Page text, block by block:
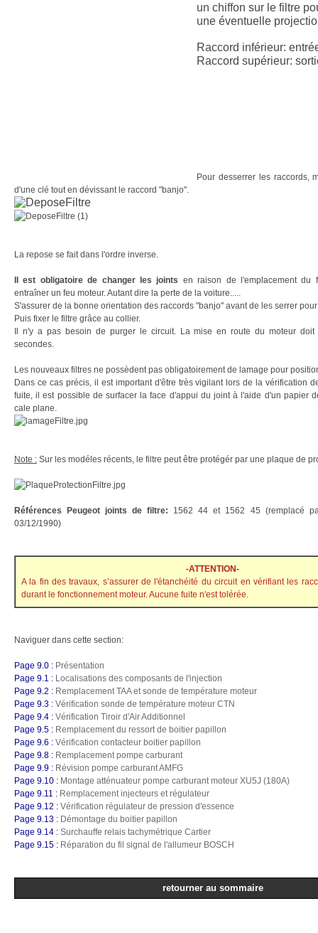
un chiffon sur le filtre
une éventuelle
Raccord inférieur:
Raccord supérieur:
Pour desserrer les raccords,
d'une clé tout en dévissant le raccord "banjo".
La repose se fait dans l'ordre inverse.
Il est obligatoire de changer les joints en raison de l'emplacement du
entraîner un feu moteur. Autant dire la perte de la voiture.....
S'assurer de la bonne orientation des raccords "banjo" avant de les serrer
Puis fixer le filtre grâce au collier.
Il n'y a pas besoin de purger le circuit. La mise en route du moteur
secondes.
Les nouveaux filtres ne possèdent pas obligatoirement de lamage pour
Dans ce cas précis, il est important d'être très vigilant lors de la vérification
fuite, il est possible de surfacer la face d'appui du joint à l'aide d'un papier
cale plane.
Note : Sur les modéles récents, le filtre peut être protégér par une plaque de
Références Peugeot joints de filtre: 1562 44 et 1562 45 (remplacé
03/12/1990)
-ATTENTION-
A la fin des travaux, s’assurer de l'étanchéité du circuit en vérifiant les
durant le fonctionnement moteur. Aucune fuite n'est tolérée.
Naviguer dans cette section:
Page 9.0 : Présentation
Page 9.1 : Localisations des composants de l'injection
Page 9.2 : Remplacement TAA et sonde de température moteur
Page 9.3 : Vérification sonde de température moteur CTN
Page 9.4 : Vérification Tiroir d'Air Additionnel
Page 9.5 : Remplacement du ressort de boitier papillon
Page 9.6 : Vérification contacteur boitier papillon
Page 9.8 : Remplacement pompe carburant
Page 9.9 : Révision pompe carburant AMFG
Page 9.10 : Montage atténuateur pompe carburant moteur XU5J (180A)
Page 9.11 : Remplacement injecteurs et régulateur
Page 9.12 : Vérification régulateur de pression d'essence
Page 9.13 : Démontage du boitier papillon
Page 9.14 : Surchauffe relais tachymétrique Cartier
Page 9.15 : Réparation du fil signal de l'allumeur BOSCH
retourner au sommaire